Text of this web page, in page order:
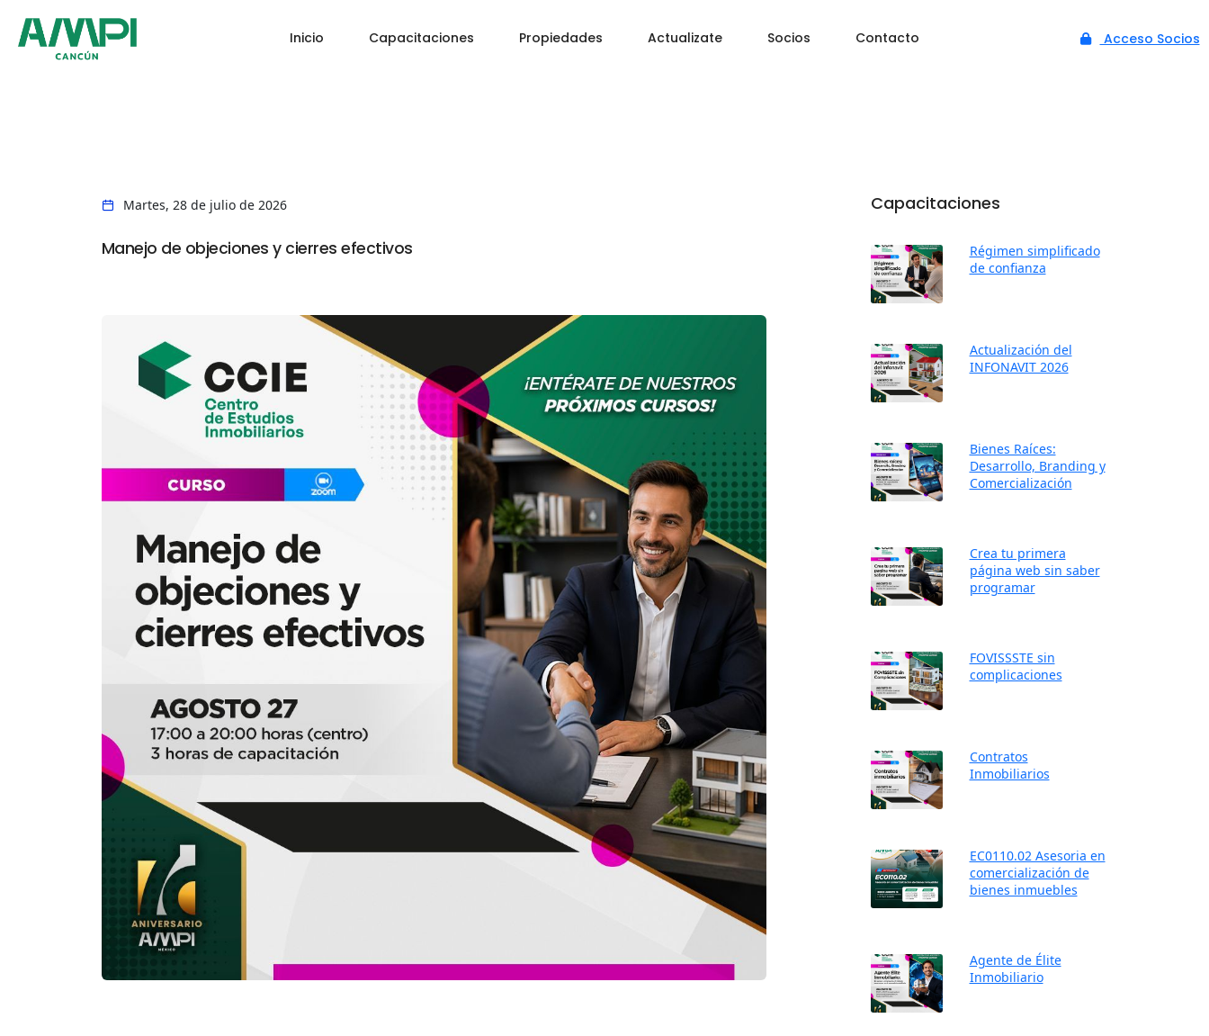
Inicio Capacitaciones Propiedades Actualizate Socios Contacto Acceso Socios
Martes, 28 de julio de 2026
Manejo de objeciones y cierres efectivos
Capacitaciones
Régimen simplificado
de confianza
Actualización del
INFONAVIT 2026
Bienes Raíces:
Desarrollo, Branding y
Comercialización
Crea tu primera
página web sin saber
programar
FOVISSSTE sin
complicaciones
Contratos
Inmobiliarios
EC0110.02 Asesoria en
comercialización de
bienes inmuebles
Agente de Élite
Inmobiliario